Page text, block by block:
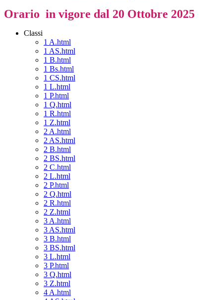
Orario in vigore dal 20 Ottobre 2025
Classi
1 A.html
1 AS.html
1 B.html
1 Bs.html
1 CS.html
1 L.html
1 P.html
1 Q.html
1 R.html
1 Z.html
2 A.html
2 AS.html
2 B.html
2 BS.html
2 C.html
2 L.html
2 P.html
2 Q.html
2 R.html
2 Z.html
3 A.html
3 AS.html
3 B.html
3 BS.html
3 L.html
3 P.html
3 Q.html
3 Z.html
4 A.html